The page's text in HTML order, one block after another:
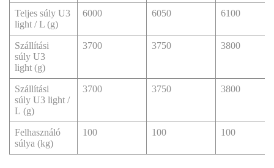
Teljes súly U3
light / L (g)
6000 6050 6100
Szállítási
súly U3
light (g)
3700 3750 3800
Szállítási
súly U3 light /
L (g)
3700 3750 3800
Felhasználó
súlya (kg)
100 100 100